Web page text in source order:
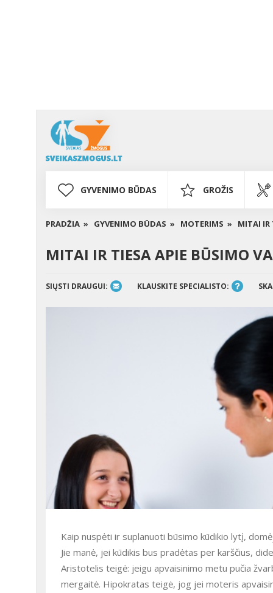
GYVENIMO BŪDAS GROŽIS
PRADŽIA » GYVENIMO BŪDAS » MOTERIMS » MITAI IR
MITAI IR TIESA APIE BŪSIMO
SIŲSTI DRAUGUI: KLAUSKITE SPECIALISTO:
Kaip nuspėti ir suplanuoti būsimo kūdikio lytį,
Jie manė, jei kūdikis bus pradėtas per karščius,
Aristotelis teigė: jeigu apvaisinimo metu pučia
mergaitė. Hipokratas teigė, jog jei moteris